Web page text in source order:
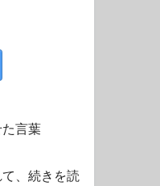
言葉
、続きを読